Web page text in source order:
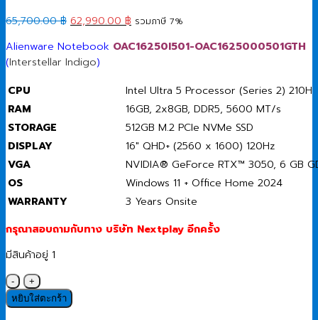
65,700.00฿ Original
was:
65,700.00 ฿.
62,990.00 ฿ Current
is:
รวมภาษี 7%
Alienware Notebook OAC16250I501-OAC1625000501GTH
(Interstellar Indigo)
CPU
Intel Ultra 5 Processor (Series 2) 210H
RAM
16GB, 2x8GB, DDR5, 5600 MT/s
STORAGE
512GB M.2 PCIe NVMe SSD
DISPLAY
16″ QHD+ (2560 x 1600) 120Hz
VGA
NVIDIA® GeForce RTX™ 3050, 6 GB
OS
Windows 11 + Office Home 2024
WARRANTY
3 Years Onsite
กรุณาสอบถามกับทาง บริษัท Nextplay อีกครั้ง
มีสินค้าอยู่ 1
จำนวน
Notebook
(โน๊
หยิบใส่ตะกร้า